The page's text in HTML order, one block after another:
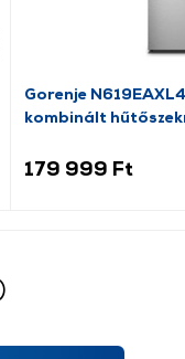
Gorenje
kombinált
179 999 Ft